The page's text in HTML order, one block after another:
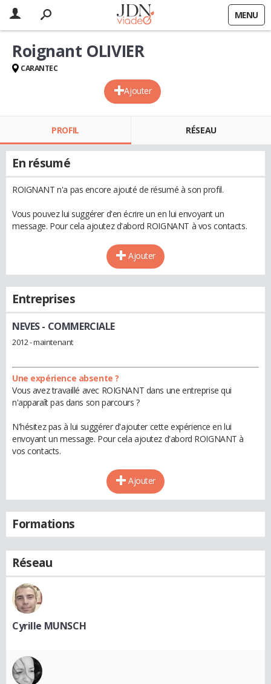
MENU
Ajouter
Roignant OLIVIER
CARANTEC
PROFIL RÉSEAU
En résumé
ROIGNANT n'a pas encore ajouté de résumé à son profil.
Vous pouvez lui suggérer d'en écrire un en lui envoyant un
message. Pour cela ajoutez d'abord ROIGNANT à vos contacts.
Ajouter
Entreprises
NEVES- COMMERCIALE
2012 - maintenant
Une expérience absente ?
Vous avez travaillé avec ROIGNANT dans une entreprise qui
n'apparaît pas dans son parcours ?
N'hésitez pas à lui suggérer d'ajouter cette expérience en lui
envoyant un message. Pour cela ajoutez d'abord ROIGNANT à
vos contacts.
Ajouter
Formations
Réseau
Cyrille MUNSCH